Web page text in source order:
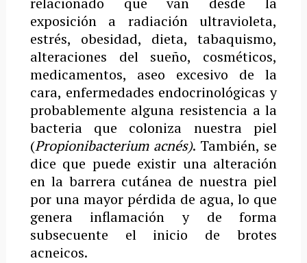
exposición a radiación ultravioleta,
estrés, obesidad, dieta, tabaquismo,
alteraciones del sueño, cosméticos,
medicamentos, aseo excesivo de la
cara, enfermedades endocrinológicas y
probablemente alguna resistencia a la
bacteria que coloniza nuestra piel
(Propionibacterium acnés). También, se
dice que puede existir una alteración
en la barrera cutánea de nuestra piel
por una mayor pérdida de agua, lo que
genera inflamación y de forma
subsecuente el inicio de brotes
acneicos.